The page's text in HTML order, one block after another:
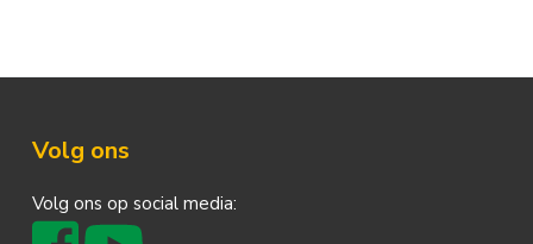
Footer
Volg ons
Volg ons op social media: